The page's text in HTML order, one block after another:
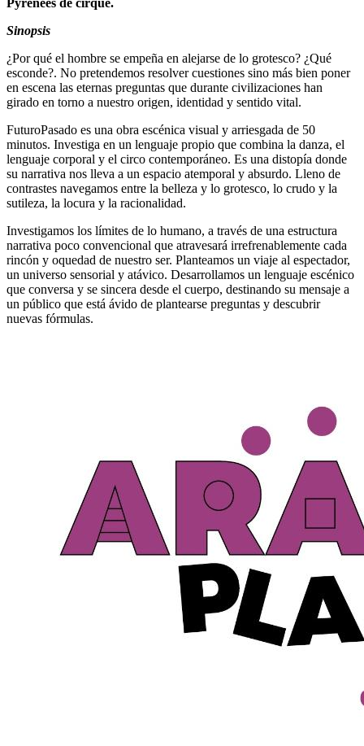
Pyrénées de cirque.
Sinopsis
¿Por qué el hombre se empeña en alejarse de lo grotesco? ¿Qué
esconde?. No pretendemos resolver cuestiones sino más bien poner
en escena las eternas preguntas que durante civilizaciones han
girado en torno a nuestro origen, identidad y sentido vital.
FuturoPasado es una obra escénica visual y arriesgada de 50
minutos. Investiga en un lenguaje propio que combina la danza, el
lenguaje corporal y el circo contemporáneo. Es una distopía donde
su narrativa nos lleva a un espacio atemporal y absurdo. Lleno de
contrastes navegamos entre la belleza y lo grotesco, lo crudo y la
sutileza, la locura y la racionalidad.
Investigamos los límites de lo humano, a través de una estructura
narrativa poco convencional que atravesará irrefrenablemente cada
rincón y oquedad de nuestro ser. Planteamos un viaje al espectador,
un universo sensorial y atávico. Desarrollamos un lenguaje escénico
que conversa y se sincera desde el cuerpo, destinando su mensaje a
un público que está ávido de plantearse preguntas y descubrir
nuevas fórmulas.